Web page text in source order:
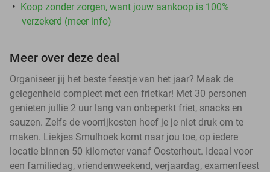
Koop zonder zorgen, want jouw aankoop is 100%
verzekerd (meer info)
Meer over deze deal
Organiseer jij het beste feestje van het jaar? Maak de
gelegenheid compleet met een frietkar! Met 30 personen
genieten jullie 2 uur lang van onbeperkt friet, snacks en
sauzen. Zelfs de voorrijkosten hoef je je niet druk om te
maken. Liekjes Smulhoek komt naar jou toe, op iedere
locatie binnen 50 kilometer vanaf Oosterhout. Ideaal voor
een familiedag, vriendenweekend, verjaardag, examenfeest